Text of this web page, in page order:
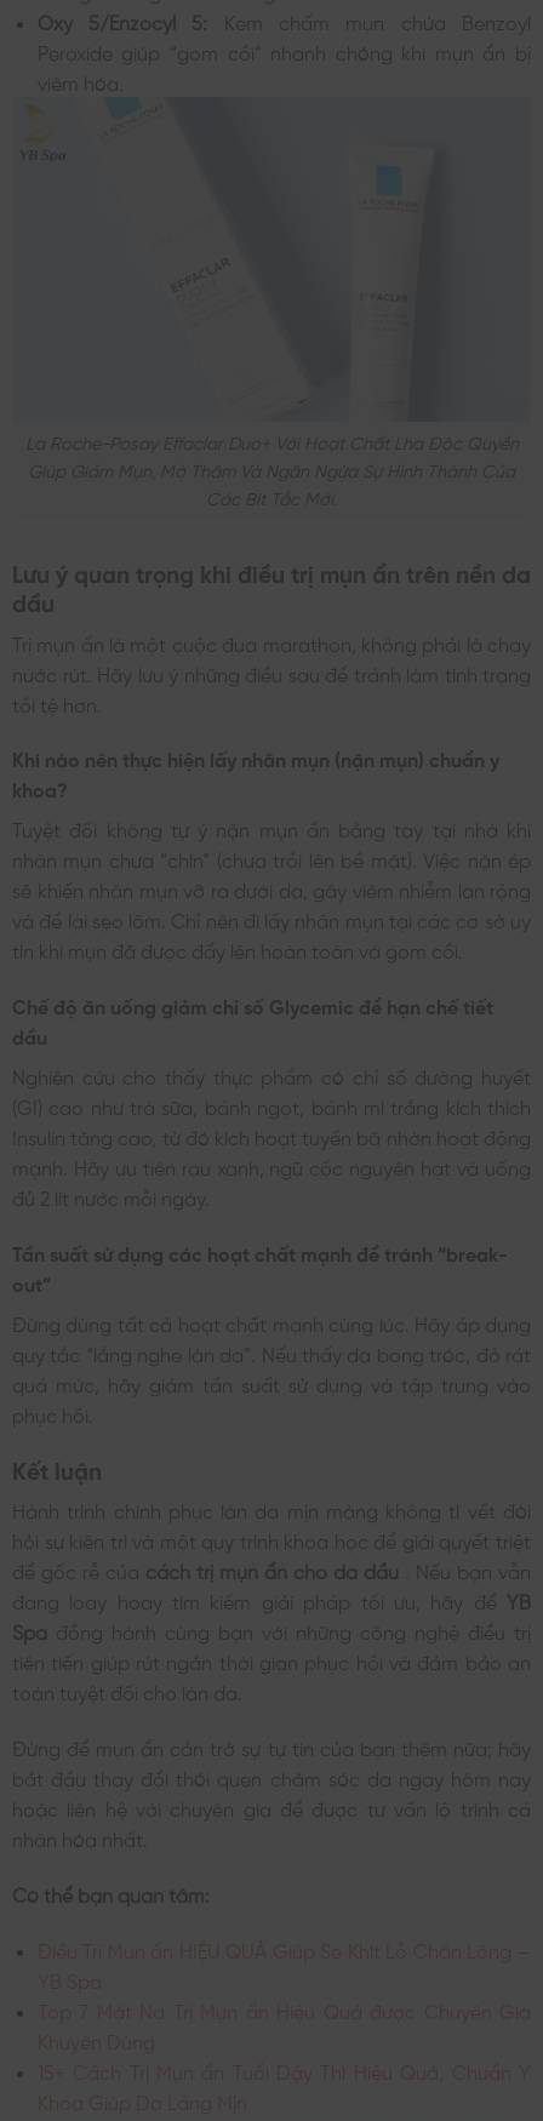
Oxy 5/Enzocyl 5:
Kem chấm mụn chứa Benzoyl
Peroxide giúp “gom cồi” nhanh chóng khi mụn ẩn bị
viêm hóa.
La Roche-Posay Effaclar Duo+ Với Hoạt Chất Lha Độc Quyền
Giúp Giảm Mụn, Mờ Thâm Và Ngăn Ngừa Sự Hình Thành Của
Các Bít Tắc Mới.
Lưu ý quan trọng khi điều trị mụn ẩn trên nền da
dầu
Trị mụn ẩn là một cuộc đua marathon, không phải là chạy
nước rút. Hãy lưu ý những điều sau để tránh làm tình trạng
tồi tệ hơn.
Khi nào nên thực hiện lấy nhân mụn (nặn mụn) chuẩn y
khoa?
Tuyệt đối không tự ý nặn mụn ẩn bằng tay tại nhà khi
nhân mụn chưa “chín” (chưa trồi lên bề mặt). Việc nặn ép
sẽ khiến nhân mụn vỡ ra dưới da, gây viêm nhiễm lan rộng
và để lại sẹo lõm. Chỉ nên đi lấy nhân mụn tại các cơ sở uy
tín khi mụn đã được đẩy lên hoàn toàn và gom cồi.
Chế độ ăn uống giảm chỉ số Glycemic để hạn chế tiết
dầu
Nghiên cứu cho thấy thực phẩm có chỉ số đường huyết
(GI) cao như trà sữa, bánh ngọt, bánh mì trắng kích thích
Insulin tăng cao, từ đó kích hoạt tuyến bã nhờn hoạt động
mạnh. Hãy ưu tiên rau xanh, ngũ cốc nguyên hạt và uống
đủ 2 lít nước mỗi ngày.
Tần suất sử dụng các hoạt chất mạnh để tránh “break-
out”
Đừng dùng tất cả hoạt chất mạnh cùng lúc. Hãy áp dụng
quy tắc “lắng nghe làn da”. Nếu thấy da bong tróc, đỏ rát
quá mức, hãy giảm tần suất sử dụng và tập trung vào
phục hồi.
Kết luận
Hành trình chinh phục làn da mịn màng không tì vết đòi
hỏi sự kiên trì và một quy trình khoa học để giải quyết triệt
để gốc rễ của cách trị mụn ẩn cho da dầu
. Nếu bạn vẫn
đang loay hoay tìm kiếm giải pháp tối ưu, hãy để YB
Spa
đồng hành cùng bạn với những công nghệ điều trị
tiên tiến giúp rút ngắn thời gian phục hồi và đảm bảo an
toàn tuyệt đối cho làn da.
Đừng để mụn ẩn cản trở sự tự tin của bạn thêm nữa; hãy
bắt đầu thay đổi thói quen chăm sóc da ngay hôm nay
hoặc liên hệ với chuyên gia để được tư vấn lộ trình cá
nhân hóa nhất.
Có thể bạn quan tâm: